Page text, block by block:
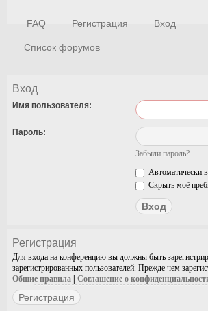
FAQ Регистрация Вход
Список форумов
Вход
Имя пользователя:
Пароль:
Забыли пароль?
Автоматически
Скрыть моё
Регистрация
Для входа на конференцию вы должны быть
зарегистрированных пользователей. Прежде чем
Общие правила
Соглашение о
Регистрация